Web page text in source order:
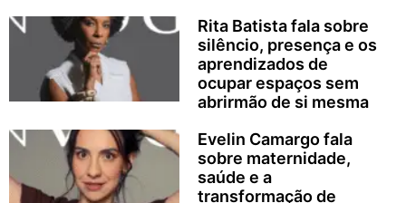
Rita Batista fala sobre
silêncio, presença e os
aprendizados de
ocupar espaços sem
abrirmão de si mesma
Evelin Camargo fala
sobre maternidade,
saúde e a
transformação de